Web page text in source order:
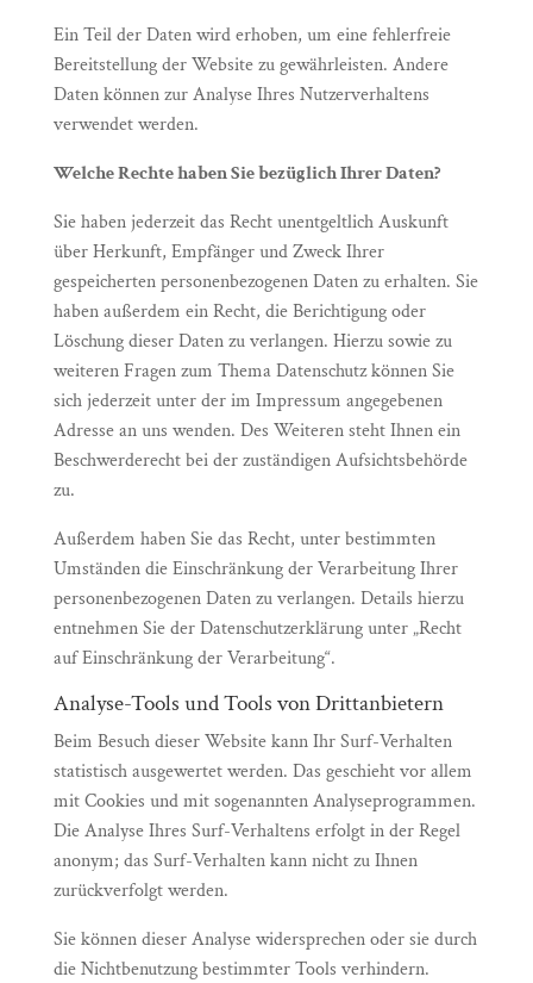
Ein Teil der Daten wird erhoben, um eine fehlerfreie
Bereitstellung der Website zu gewährleisten. Andere
Daten können zur Analyse Ihres Nutzerverhaltens
verwendet werden.
Welche Rechte haben Sie bezüglich Ihrer Daten?
Sie haben jederzeit das Recht unentgeltlich Auskunft
über Herkunft, Empfänger und Zweck Ihrer
gespeicherten personenbezogenen Daten zu erhalten. Sie
haben außerdem ein Recht, die Berichtigung oder
Löschung dieser Daten zu verlangen. Hierzu sowie zu
weiteren Fragen zum Thema Datenschutz können Sie
sich jederzeit unter der im Impressum angegebenen
Adresse an uns wenden. Des Weiteren steht Ihnen ein
Beschwerderecht bei der zuständigen Aufsichtsbehörde
zu.
Außerdem haben Sie das Recht, unter bestimmten
Umständen die Einschränkung der Verarbeitung Ihrer
personenbezogenen Daten zu verlangen. Details hierzu
entnehmen Sie der Datenschutzerklärung unter „Recht
auf Einschränkung der Verarbeitung“.
Analyse-Tools und Tools von Drittanbietern
Beim Besuch dieser Website kann Ihr Surf-Verhalten
statistisch ausgewertet werden. Das geschieht vor allem
mit Cookies und mit sogenannten Analyseprogrammen.
Die Analyse Ihres Surf-Verhaltens erfolgt in der Regel
anonym; das Surf-Verhalten kann nicht zu Ihnen
zurückverfolgt werden.
Sie können dieser Analyse widersprechen oder sie durch
die Nichtbenutzung bestimmter Tools verhindern.